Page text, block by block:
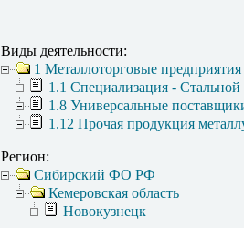
Виды деятельности:
1 Металлоторговые
1.1 Специализация - Стальной
1.8 Универсальные
1.12 Прочая продукция
Регион:
Сибирский ФО РФ
Кемеровская область
Новокузнецк